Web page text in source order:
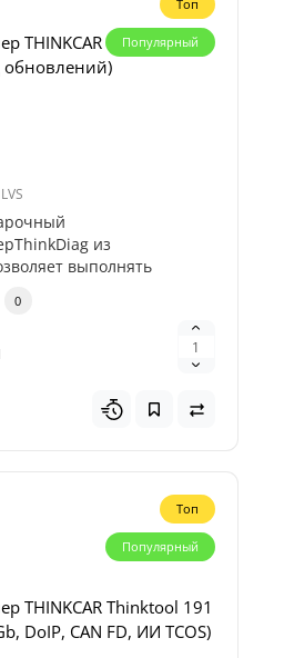
Топ
Популярный
THINKCAR Thinkdiag (ПО
обновлений)
из
выполнять
0
Топ
Популярный
THINKCAR Thinktool 191
DoIP, CAN FD, ИИ TCOS)